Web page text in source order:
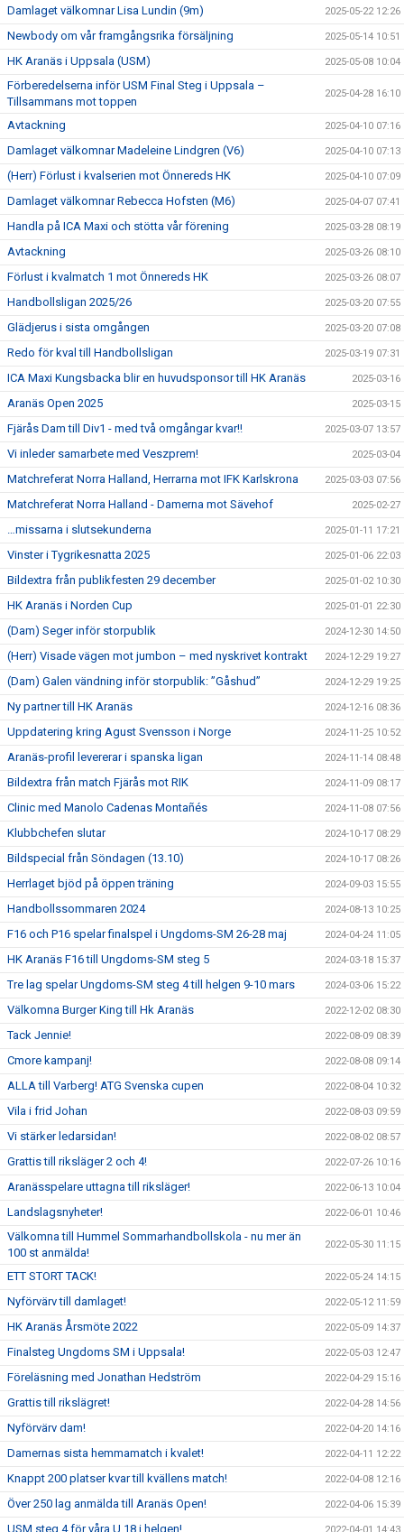
Damlaget välkomnar Lisa Lundin (9m) 2025-05-22 12:26
Newbody om vår framgångsrika försäljning 2025-05-14 10:51
HK Aranäs i Uppsala (USM) 2025-05-08 10:04
Förberedelserna inför USM Final Steg i Uppsala –
Tillsammans mot toppen
2025-04-28 16:10
Avtackning 2025-04-10 07:16
Damlaget välkomnar Madeleine Lindgren (V6) 2025-04-10 07:13
(Herr) Förlust i kvalserien mot Önnereds HK 2025-04-10 07:09
Damlaget välkomnar Rebecca Hofsten (M6) 2025-04-07 07:41
Handla på ICA Maxi och stötta vår förening 2025-03-28 08:19
Avtackning 2025-03-26 08:10
Förlust i kvalmatch 1 mot Önnereds HK 2025-03-26 08:07
Handbollsligan 2025/26 2025-03-20 07:55
Glädjerus i sista omgången 2025-03-20 07:08
Redo för kval till Handbollsligan 2025-03-19 07:31
ICA Maxi Kungsbacka blir en huvudsponsor till HK Aranäs 2025-03-16
Aranäs Open 2025 2025-03-15
Fjärås Dam till Div1 - med två omgångar kvar!! 2025-03-07 13:57
Vi inleder samarbete med Veszprem! 2025-03-04
Matchreferat Norra Halland, Herrarna mot IFK Karlskrona 2025-03-03 07:56
Matchreferat Norra Halland - Damerna mot Sävehof 2025-02-27
…missarna i slutsekunderna 2025-01-11 17:21
Vinster i Tygrikesnatta 2025 2025-01-06 22:03
Bildextra från publikfesten 29 december 2025-01-02 10:30
HK Aranäs i Norden Cup 2025-01-01 22:30
(Dam) Seger inför storpublik 2024-12-30 14:50
(Herr) Visade vägen mot jumbon – med nyskrivet kontrakt 2024-12-29 19:27
(Dam) Galen vändning inför storpublik: ”Gåshud” 2024-12-29 19:25
Ny partner till HK Aranäs 2024-12-16 08:36
Uppdatering kring Agust Svensson i Norge 2024-11-25 10:52
Aranäs-profil levererar i spanska ligan 2024-11-14 08:48
Bildextra från match Fjärås mot RIK 2024-11-09 08:17
Clinic med Manolo Cadenas Montañés 2024-11-08 07:56
Klubbchefen slutar 2024-10-17 08:29
Bildspecial från Söndagen (13.10) 2024-10-17 08:26
Herrlaget bjöd på öppen träning 2024-09-03 15:55
Handbollssommaren 2024 2024-08-13 10:25
F16 och P16 spelar finalspel i Ungdoms-SM 26-28 maj 2024-04-24 11:05
HK Aranäs F16 till Ungdoms-SM steg 5 2024-03-18 15:37
Tre lag spelar Ungdoms-SM steg 4 till helgen 9-10 mars 2024-03-06 15:22
Välkomna Burger King till Hk Aranäs 2022-12-02 08:30
Tack Jennie! 2022-08-09 08:39
Cmore kampanj! 2022-08-08 09:14
ALLA till Varberg! ATG Svenska cupen 2022-08-04 10:32
Vila i frid Johan 2022-08-03 09:59
Vi stärker ledarsidan! 2022-08-02 08:57
Grattis till riksläger 2 och 4! 2022-07-26 10:16
Aranässpelare uttagna till riksläger! 2022-06-13 10:04
Landslagsnyheter! 2022-06-01 10:46
Välkomna till Hummel Sommarhandbollskola - nu mer än
100 st anmälda!
2022-05-30 11:15
ETT STORT TACK! 2022-05-24 14:15
Nyförvärv till damlaget! 2022-05-12 11:59
HK Aranäs Årsmöte 2022 2022-05-09 14:37
Finalsteg Ungdoms SM i Uppsala! 2022-05-03 12:47
Föreläsning med Jonathan Hedström 2022-04-29 15:16
Grattis till rikslägret! 2022-04-28 14:56
Nyförvärv dam! 2022-04-20 14:16
Damernas sista hemmamatch i kvalet! 2022-04-11 12:22
Knappt 200 platser kvar till kvällens match! 2022-04-08 12:16
Över 250 lag anmälda till Aranäs Open! 2022-04-06 15:39
USM steg 4 för våra U 18 i helgen!